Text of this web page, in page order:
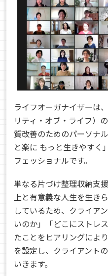
ライフオーガナイザーは
リティ・オブ・ライフ）
質改善のためのパーソナ
と楽に もっと生きやすく
フェッショナルです。
単なる片づけ整理収納支
上と有意義な人生を生き
しているため、クライア
いのか」「どこにストレ
たことをヒアリングによ
を設定し、クライアント
いきます。